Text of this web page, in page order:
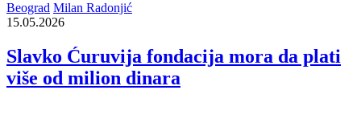
Beograd Milan Radonjić
15.05.2026
Slavko Ćuruvija fondacija mora da plati
više od milion dinara